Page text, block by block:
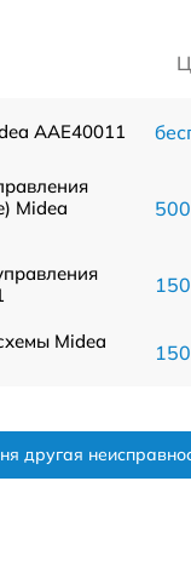
AAE40011
Midea
Midea
другая